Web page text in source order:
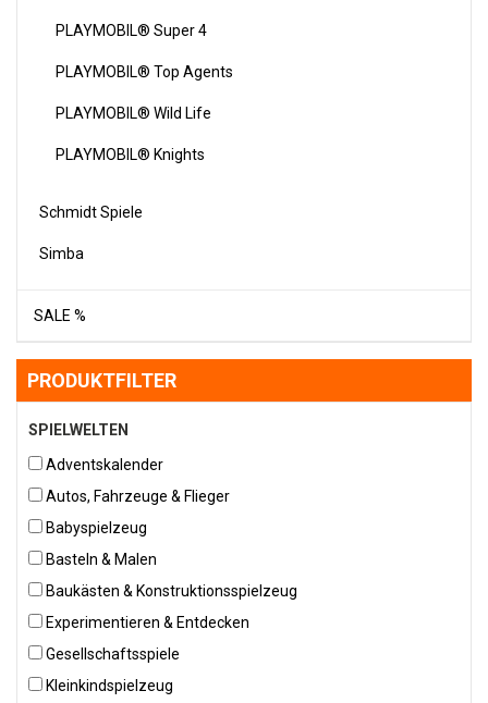
PLAYMOBIL® Super 4
PLAYMOBIL® Top Agents
PLAYMOBIL® Wild Life
PLAYMOBIL® Knights
Schmidt Spiele
Simba
SALE %
PRODUKTFILTER
SPIELWELTEN
Adventskalender
Autos, Fahrzeuge & Flieger
Babyspielzeug
Basteln & Malen
Baukästen & Konstruktionsspielzeug
Experimentieren & Entdecken
Gesellschaftsspiele
Kleinkindspielzeug